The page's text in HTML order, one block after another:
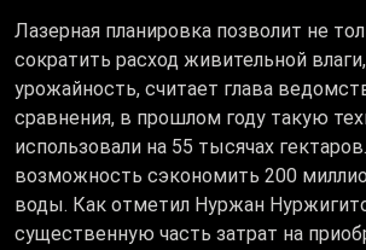
Лазерная планировка позволит не
сократить расход живительной
урожайность, считает глава
сравнения, в прошлом году такую
использовали на 55 тысячах
возможность сэкономить 200
воды. Как отметил Нуржан
существенную часть затрат на